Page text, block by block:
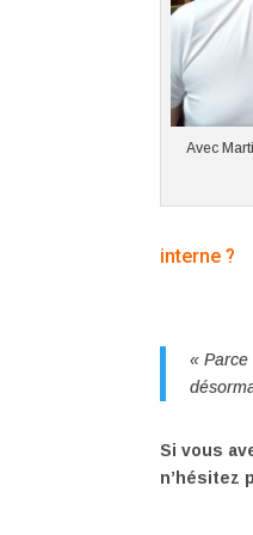
Avec
interne ?
« Parce
Si vous
n’hésitez